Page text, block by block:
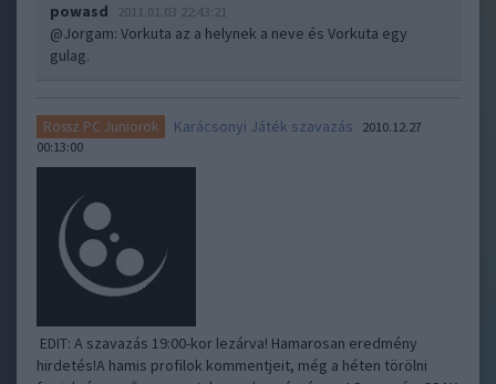
powasd 2011.01.03 22:43:21
@Jorgam: Vorkuta az a helynek a neve és Vorkuta egy
gulag.
Rossz PC Juniorok Karácsonyi Játék szavazás
2010.12.27
00:13:00
EDIT: A szavazás 19:00-kor lezárva! Hamarosan eredmény
hirdetés!A hamis profilok kommentjeit, még a héten törölni